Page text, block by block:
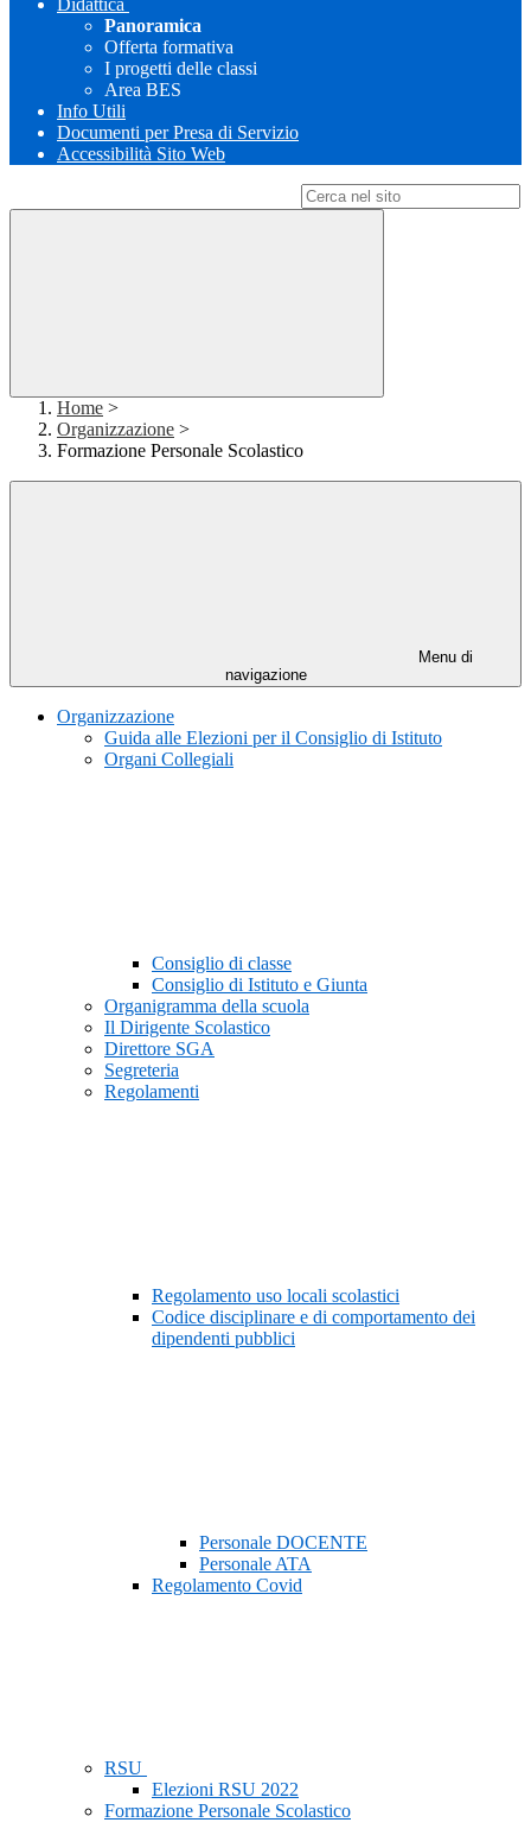
Didattica
Panoramica
Offerta formativa
I progetti delle classi
Area BES
Info Utili
Documenti per Presa di Servizio
Accessibilità Sito Web
Home >
Organizzazione >
Formazione Personale Scolastico
Menu di
navigazione
Organizzazione
Guida alle Elezioni per il Consiglio di Istituto
Organi Collegiali
Consiglio di classe
Consiglio di Istituto e Giunta
Organigramma della scuola
Il Dirigente Scolastico
Direttore SGA
Segreteria
Regolamenti
Regolamento uso locali scolastici
Codice disciplinare e di comportamento dei
dipendenti pubblici
Personale DOCENTE
Personale ATA
Regolamento Covid
RSU
Elezioni RSU 2022
Formazione Personale Scolastico